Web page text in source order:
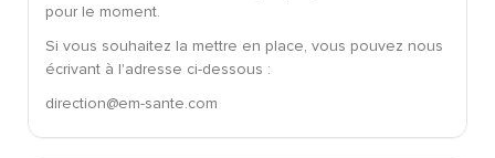
pour le moment.
Si vous souhaitez la mettre en place, vous pouvez nous
écrivant à l'adresse ci-dessous :
direction@em-sante.com